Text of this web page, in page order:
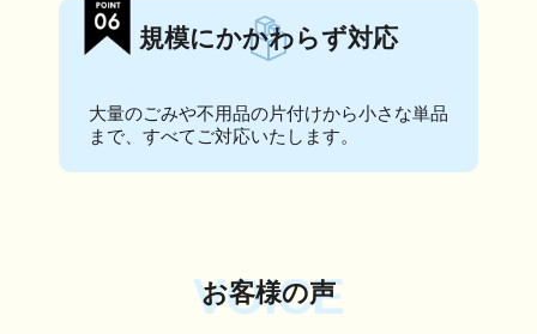
規模にかかわらず対応
大量のごみや不用品の片付けから小さな単品
まで、すべてご対応いたします。
VOICE
お客様の声